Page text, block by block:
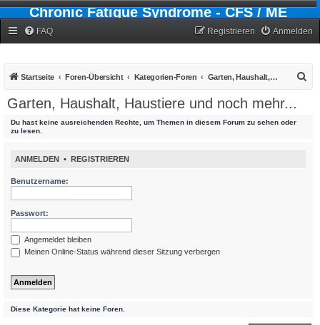
Chronic Fatigue Syndrome - CFS / ME
FAQ Anmelden
Registrieren
Startseite Foren-Übersicht Kategorien-Foren Garten, Haushalt, Haustiere und noch mehr...
Garten, Haushalt, Haustiere und noch mehr...
Du hast keine ausreichenden Rechte, um Themen in diesem Forum zu sehen oder
zu lesen.
ANMELDEN • REGISTRIEREN
Benutzername:
Passwort:
Angemeldet bleiben
Meinen Online-Status während dieser Sitzung verbergen
Diese Kategorie hat keine Foren.